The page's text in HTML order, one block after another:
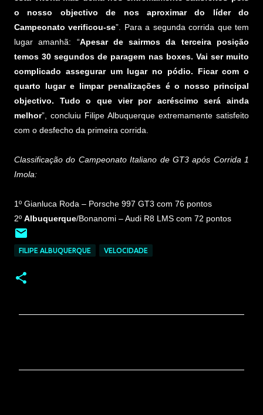
o nosso objectivo de nos aproximar do líder do
Campeonato verificou-se”. Para a segunda corrida que tem
lugar amanhã: “Apesar de sairmos da terceira posição
temos 30 segundos de paragem nas boxes. Vai ser muito
complicado assegurar um lugar no pódio. Ficar com o
quarto lugar e limpar penalizações é o nosso principal
objectivo. Tudo o que vier por acréscimo será ainda
melhor”, concluiu Filipe Albuquerque extremamente satisfeito
com o desfecho da primeira corrida.
Classificação do Campeonato Italiano de GT3 após Corrida 1
Imola:
1º Gianluca Roda – Porsche 997 GT3 com 76 pontos
2º Albuquerque/Bonanomi – Audi R8 LMS com 72 pontos
FILIPE ALBUQUERQUE VELOCIDADE